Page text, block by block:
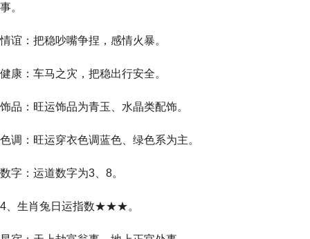
事。
情谊：把稳吵嘴争捏，感情火暴。
健康：车马之灾，把稳出行安全。
饰品：旺运饰品为青玉、水晶类配饰。
色调：旺运穿衣色调蓝色、绿色系为主。
数字：运道数字为3、8。
4、生肖兔日运指数★★★。